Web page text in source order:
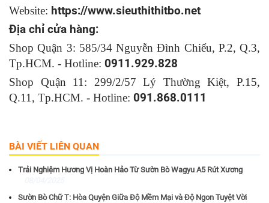
Website: https://www.sieuthithitbo.net
Địa chỉ cửa hàng:
Shop Quận 3: 585/34 Nguyễn Đình Chiểu, P.2, Q.3,
Tp.HCM. - Hotline: 0911.929.828
Shop Quận 11: 299/2/57 Lý Thường Kiệt, P.15,
Q.11, Tp.HCM. - Hotline: 091.868.0111
BÀI VIẾT LIÊN QUAN
Trải Nghiệm Hương Vị Hoàn Hảo Từ Sườn Bò Wagyu A5 Rút Xương
Sườn Bò Chữ T: Hòa Quyện Giữa Độ Mềm Mại và Độ Ngon Tuyệt Vời